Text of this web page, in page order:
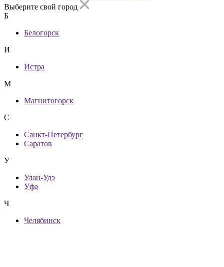
Выберите свой город
Б
Белогорск
И
Истра
М
Магнитогорск
С
Санкт-Петербург
Саратов
У
Улан-Удэ
Уфа
Ч
Челябинск